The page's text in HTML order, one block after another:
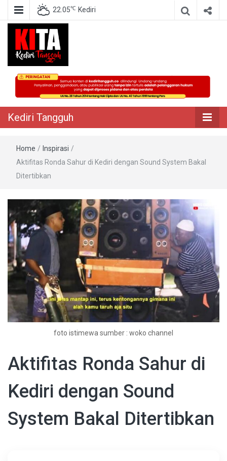
22.05℃ Kediri
Kediri Tangguh
Berita Akurat Terpercaya
Kediri Tangguh
Home / Inspirasi /
Aktifitas Ronda Sahur di Kediri dengan Sound System Bakal
Ditertibkan
foto istimewa sumber : woko channel
Aktifitas Ronda Sahur di
Kediri dengan Sound
System Bakal Ditertibkan